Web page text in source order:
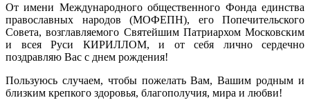
От имени Международного общественного Фонда единства
православных народов (МОФЕПН), его Попечительского
Совета, возглавляемого Святейшим Патриархом Московским
и всея Руси КИРИЛЛОМ, и от себя лично сердечно
поздравляю Вас с днем рождения!
Пользуюсь случаем, чтобы пожелать Вам, Вашим родным и
близким крепкого здоровья, благополучия, мира и любви!